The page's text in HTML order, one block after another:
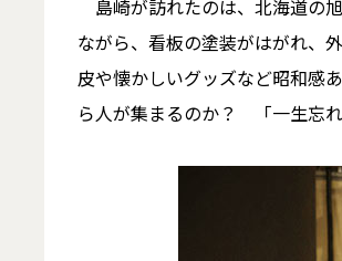
島崎が訪れたのは、北海道の
ながら、看板の塗装がはがれ、
皮や懐かしいグッズなど昭和感
ら人が集まるのか？ 「一生忘